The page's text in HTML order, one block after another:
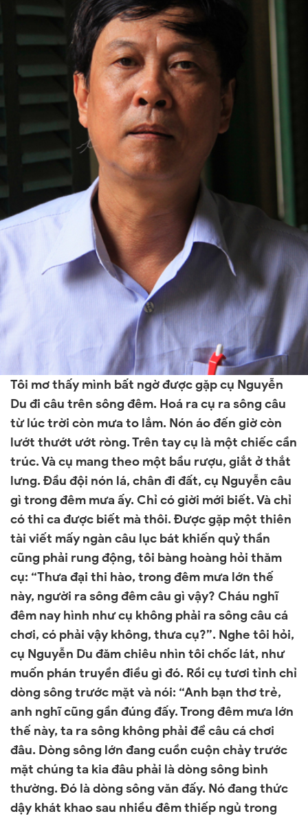
Tôi mơ thấy mình bất ngờ được gặp cụ Nguyễn
Du đi câu trên sông đêm. Hoá ra cụ ra sông câu
từ lúc trời còn mưa to lắm. Nón áo đến giờ còn
lướt thướt ướt ròng. Trên tay cụ là một chiếc cần
trúc. Và cụ mang theo một bầu rượu, giắt ở thắt
lưng. Đầu đội nón lá, chân đi đất, cụ Nguyễn câu
gì trong đêm mưa ấy. Chỉ có giời mới biết. Và chỉ
có thi ca được biết mà thôi. Được gặp một thiên
tài viết mấy ngàn câu lục bát khiến quỷ thần
cũng phải rung động, tôi bàng hoàng hỏi thăm
cụ: “Thưa đại thi hào, trong đêm mưa lớn thế
này, người ra sông đêm câu gì vậy? Cháu nghĩ
đêm nay hình như cụ không phải ra sông câu cá
chơi, có phải vậy không, thưa cụ?”. Nghe tôi hỏi,
cụ Nguyễn Du đăm chiêu nhìn tôi chốc lát, như
muốn phán truyền điều gì đó. Rồi cụ tươi tỉnh chỉ
dòng sông trước mặt và nói: “Anh bạn thơ trẻ,
anh nghĩ cũng gần đúng đấy. Trong đêm mưa lớn
thế này, ta ra sông không phải để câu cá chơi
đâu. Dòng sông lớn đang cuồn cuộn chảy trước
mặt chúng ta kia đâu phải là dòng sông bình
thường. Đó là dòng sông văn đấy. Nó đang thức
dậy khát khao sau nhiều đêm thiếp ngủ trong